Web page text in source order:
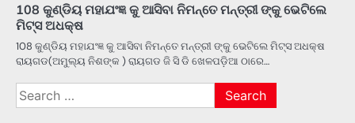
108 କୁଣ୍ଡିୟ ମହାଯଂଜ୍ଞ କୁ ଆସିବା ନିମନ୍ତେ ମନ୍ତ୍ରୀ ଙ୍କୁ ଭେଟିଲେ
ମିଟ୍ସ ଅଧକ୍ଷ
108 କୁଣ୍ଡିୟ ମହାଯଂଜ୍ଞ କୁ ଆସିବା ନିମନ୍ତେ ମନ୍ତ୍ରୀ ଙ୍କୁ ଭେଟିଲେ ମିଟ୍ସ ଅଧକ୍ଷ
ରାୟଗଡ(ଅମୁଲ୍ୟ ନିଶଙ୍କ ) ରାୟଗଡ ଜି ସି ଡି ଖେଳପଡ଼ିଆ ଠାରେ…
Search
for: